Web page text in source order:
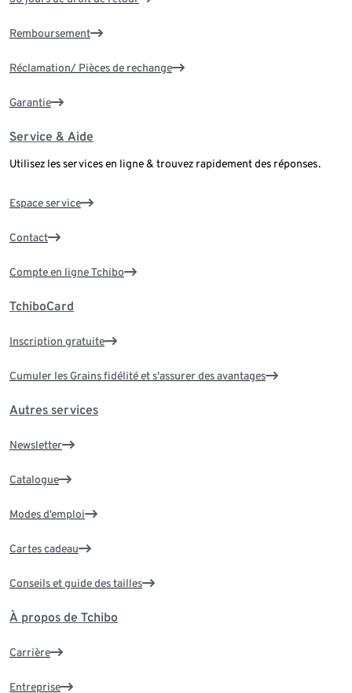
Remboursement
Réclamation/ Pièces de rechange
Garantie
Service & Aide
Utilisez les services en ligne & trouvez rapidement des réponses.
Espace service
Contact
Compte en ligne Tchibo
TchiboCard
Inscription gratuite
Cumuler les Grains fidélité et s'assurer des avantages
Autres services
Newsletter
Catalogue
Modes d’emploi
Cartes cadeau
Conseils et guide des tailles
À propos de Tchibo
Carrière
Entreprise